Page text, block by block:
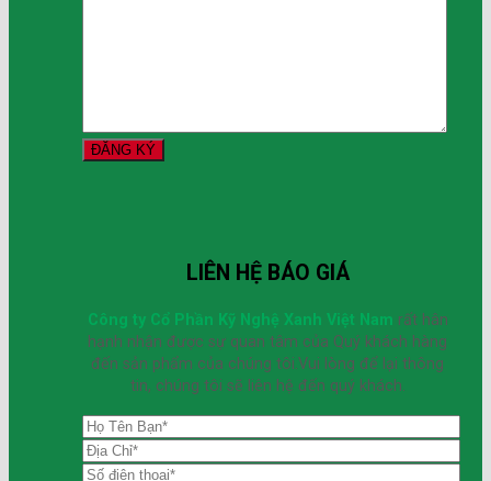
LIÊN HỆ BÁO GIÁ
Công ty Cổ Phần Kỹ Nghệ Xanh Việt Nam rất hân
hạnh nhận được sự quan tâm của Quý khách hàng
đến sản phẩm của chúng tôi.Vui lòng để lại thông
tin, chúng tôi sẽ liên hệ đến quý khách.